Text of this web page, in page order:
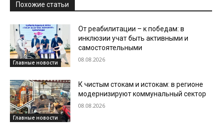
Похожие статьи
Главные новости
От реабилитации – к победам: в
инклюзии учат быть активными и
самостоятельными
08.08.2026
Главные новости
К чистым стокам и истокам: в регионе
модернизируют коммунальный сектор
08.08.2026